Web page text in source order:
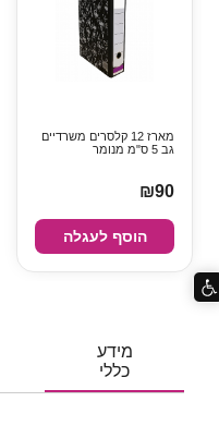
מארז 12 קלסרים משרדיים
גב 5 ס"מ מנומר
₪90
הוסף לעגלה
מידע
כללי